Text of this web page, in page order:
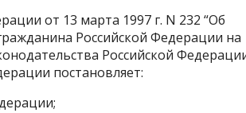
от 13 марта 1997 г. N 232 “Об
Российской Федерации на
Российской
постановляет: